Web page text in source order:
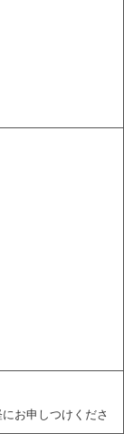
お申しつけくださ